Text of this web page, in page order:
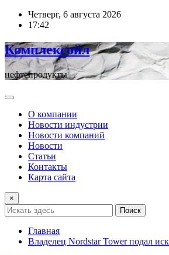
ПерейтиЧетверг, 6 августа 2026
17:42
Комплексойл
нефтепродукты
О компании
Новости индустрии
Новости компаний
Новости
Статьи
Контакты
Карта сайта
×
Поиск
Главная
Владелец Nordstar Tower подал